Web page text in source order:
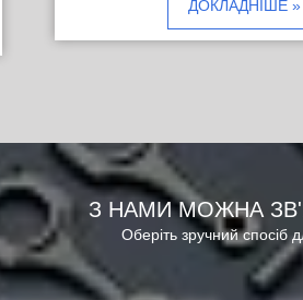
ДОКЛАДНІШЕ »
З НАМИ МОЖНА
Оберіть зручний спосіб